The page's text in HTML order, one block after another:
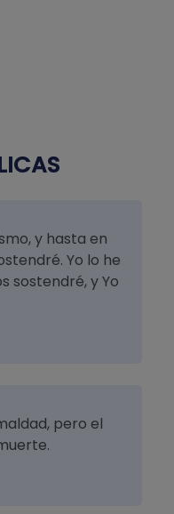
y hasta en
Yo lo he
sostendré, y Yo
pero el